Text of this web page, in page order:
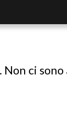
Non ci